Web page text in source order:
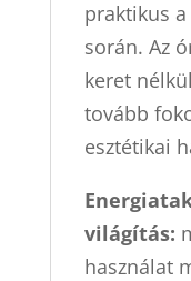
praktikus
során. Az
keret
tovább
esztétikai
világítás:
használat